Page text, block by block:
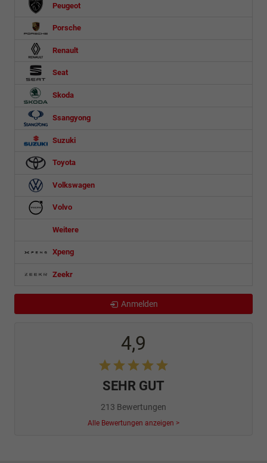
Peugeot
Porsche
Renault
Seat
Skoda
Ssangyong
Suzuki
Toyota
Volkswagen
Volvo
Weitere
Xpeng
Zeekr
Anmelden
4,9
SEHR GUT
213 Bewertungen
Alle Bewertungen anzeigen >